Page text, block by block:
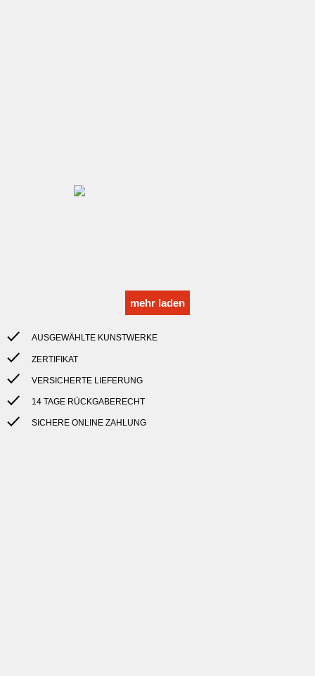
mehr laden
AUSGEWÄHLTE KUNSTWERKE
ZERTIFIKAT
VERSICHERTE LIEFERUNG
14 TAGE RÜCKGABERECHT
SICHERE ONLINE ZAHLUNG